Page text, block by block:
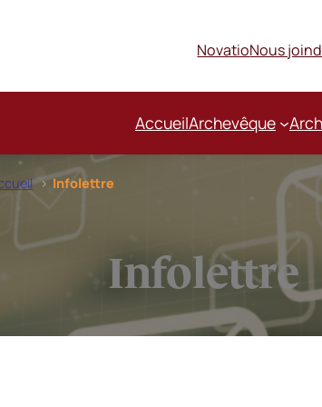
NovatioNous
AccueilArchevêque
Infolettre
Infolettre